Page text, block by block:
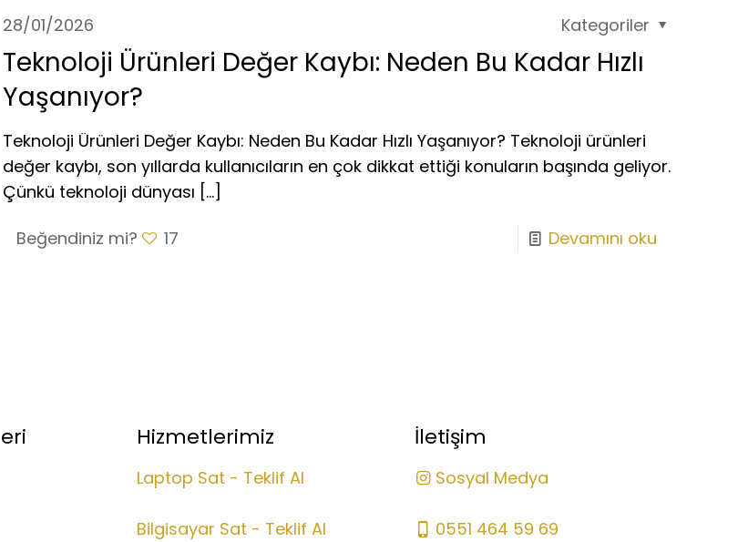
28/01/2026 Kategoriler
Teknoloji Ürünleri Değer Kaybı: Neden Bu Kadar Hızlı
Yaşanıyor?
Teknoloji Ürünleri Değer Kaybı: Neden Bu Kadar Hızlı Yaşanıyor? Teknoloji ürünleri
değer kaybı, son yıllarda kullanıcıların en çok dikkat ettiği konuların başında geliyor.
Çünkü teknoloji dünyası […]
Beğendiniz mi? 17 Devamını oku
Hizmetlerimiz
Laptop Sat - Teklif Al
Bilgisayar Sat - Teklif Al
İletişim
Sosyal Medya
0551 464 59 69